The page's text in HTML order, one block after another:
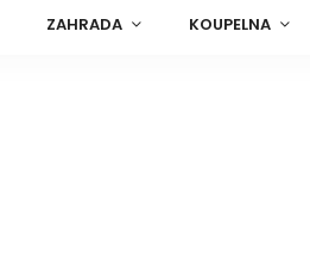
ZAHRADA KOUPELNA